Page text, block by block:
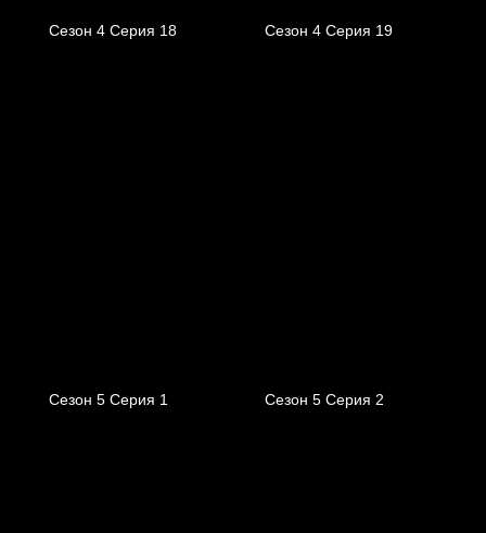
Сезон 4 Серия 18 Сезон 4 Серия 19
Сезон 5 Серия 1 Сезон 5 Серия 2